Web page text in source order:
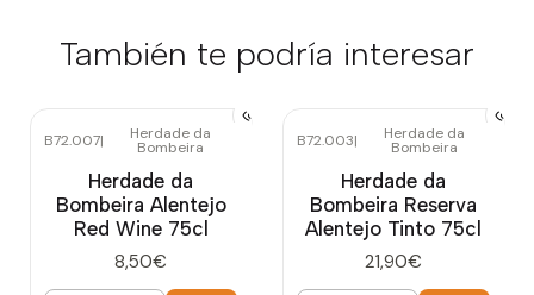
También te podría interesar
B72.007| Herdade da
Bombeira
Herdade da
Bombeira Alentejo
Red Wine 75cl
8,50€
B72.003| Herdade da
Bombeira
Herdade da
Bombeira Reserva
Alentejo Tinto 75cl
21,90€